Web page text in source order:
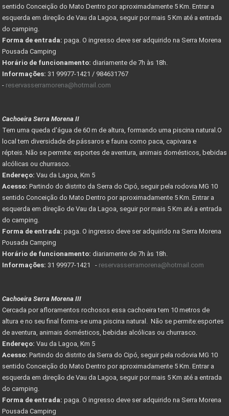
sentido Conceição do Mato Dentro por aproximadamente 5 Km. Entrar a
esquerda em direção de Vau da Lagoa, seguir por mais 5 Km até a entrada
do camping.
Forma de entrada: paga. O ingresso deve ser adquirido na Serra Morena
Pousada Camping
Horário de funcionamento: diariamente de 7h às 18h.
Informações: 31 99977-1421 / 984631767
- reservasserramorena@hotmail.com
Cachoeira Serra Morena II
Tem uma queda d'água de 60 m de altura, formando uma piscina natural.O
local tem diversidade de pássaros e fauna como paca, capivara e
répteis. Não se permite: esportes de aventura, animais domésticos, bebidas
alcólicas ou churrasco.
Endereço: Vau da Lagoa, Km 5
Acesso: Partindo do distrito da Serra do Cipó, seguir pela rodovia MG 10
sentido Conceição do Mato Dentro por aproximadamente 5 Km. Entrar a
esquerda em direção de Vau da Lagoa, seguir por mais 5 Km até a entrada
do camping.
Forma de entrada: paga. O ingresso deve ser adquirido na Serra Morena
Pousada Camping
Horário de funcionamento: diariamente de 7h às 18h.
Informações: 31 99977-1421 - reservasserramorena@hotmail.com
Cachoeira Serra Morena III
Cercada por afloramentos rochosos essa cachoeira tem 10 metros de
altura e no seu final forma-se uma piscina natural. Não se permite:esportes
de aventura, animais domésticos, bebidas alcólicas ou churrasco.
Endereço: Vau da Lagoa, Km 5
Acesso: Partindo do distrito da Serra do Cipó, seguir pela rodovia MG 10
sentido Conceição do Mato Dentro por aproximadamente 5 Km. Entrar a
esquerda em direção de Vau da Lagoa, seguir por mais 5 Km até a entrada
do camping.
Forma de entrada: paga. O ingresso deve ser adquirido na Serra Morena
Pousada Camping